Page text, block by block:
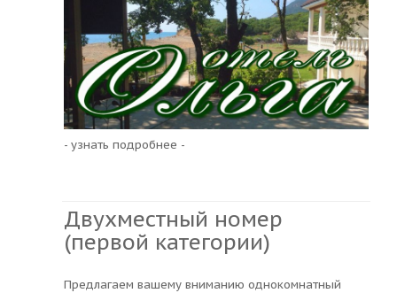
- узнать подробнее -
Двухместный номер
(первой категории)
Предлагаем вашему вниманию однокомнатный